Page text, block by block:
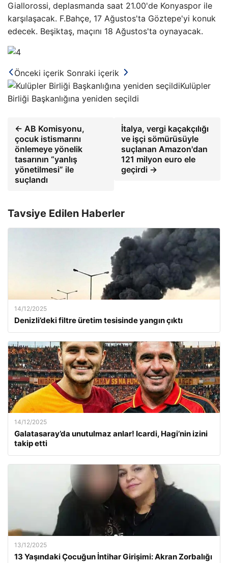
Giallorossi, deplasmanda saat 21.00'de Konyaspor ile
karşılaşacak. F.Bahçe, 17 Ağustos'ta Göztepe'yi konuk
edecek. Beşiktaş, maçını 18 Ağustos'ta oynayacak.
Önceki içerik Sonraki içerik
Kulüpler
Birliği Başkanlığına yeniden seçildi
← AB Komisyonu,
çocuk istismarını
önlemeye yönelik
tasarının “yanlış
yönetilmesi” ile
suçlandı
İtalya, vergi kaçakçılığı
ve işçi sömürüsüyle
suçlanan Amazon'dan
121 milyon euro ele
geçirdi →
Tavsiye Edilen Haberler
14/12/2025
Denizli’deki filtre üretim tesisinde yangın çıktı
14/12/2025
Galatasaray’da unutulmaz anlar! Icardi, Hagi’nin izini
takip etti
13/12/2025
13 Yaşındaki Çocuğun İntihar Girişimi: Akran Zorbalığı